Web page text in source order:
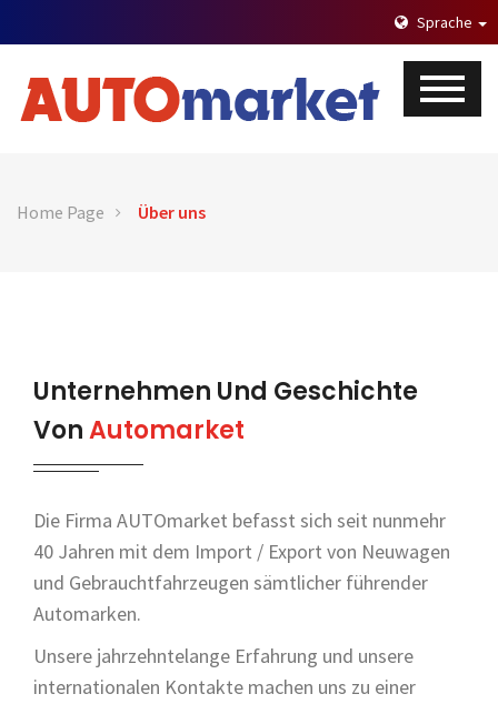
Sprache
Home Page Über uns
Unternehmen Und Geschichte
VonAutomarket
Die Firma AUTOmarket befasst sich seit nunmehr
40 Jahren mit dem Import / Export von Neuwagen
und Gebrauchtfahrzeugen sämtlicher führender
Automarken.
Unsere jahrzehntelange Erfahrung und unsere
internationalen Kontakte machen uns zu einer